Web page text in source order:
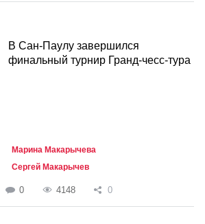
В Сан-Паулу завершился
финальный турнир Гранд-чесс-тура
Марина Макарычева
Сергей Макарычев
0 4148 0